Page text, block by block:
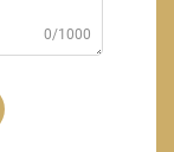
0/1000